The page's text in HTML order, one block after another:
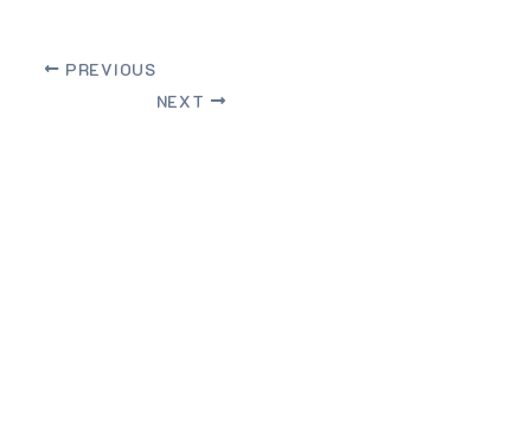
PREVIOUS
NEXT